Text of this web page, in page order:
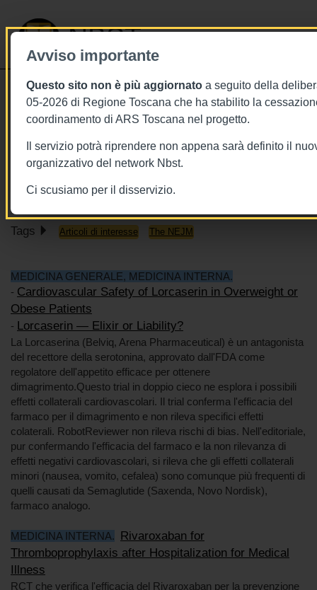
Avviso importante
Questo sito non è più aggiornato a seguito della
05-2026 di Regione Toscana che ha stabilito la
coordinamento di ARS Toscana nel progetto.
Il servizio potrà riprendere non appena sarà definito il
organizzativo del network Nbst.
Ci scusiamo per il disservizio.
NBST
Toggle
20 settembre - This Week in the
NEJM
Tags Articoli di interesse The NEJM
MEDICINA GENERALE, MEDICINA INTERNA.
- Cardiovascular Safety of Lorcaserin in Overweight or
Obese Patients
- Lorcaserin — Elixir or Liability?
La Lorcaserina (Belviq, Arena Pharmaceutical) è un antagonista
del recettore della serotonina, approvato dall'FDA come
regolatore dell'appetito efficace per ottenere
dimagrimento.Questo trial in doppio cieco ne esplora i possibili
effetti collaterali cardiovascolari. Il trial conferma l'efficacia del
farmaco per il dimagrimento e non rileva specifici effetti
colaterali. RobotReviewer non rileva rischi di bias. Nell'editoriale,
pur confermando l'efficacia del farmaco e la non rilevanza di
effetti negativi cardiovascolari, si rileva che gli effetti collaterali
minori (nausea, vomito, cefalea) sono comunque più frequenti di
quelli causati da Semaglutide (Saxenda, Novo Nordisk),
farmaco analogo.
MEDICINA INTERNA. Rivaroxaban for
Thromboprophylaxis after Hospitalization for Medical
Illness
RCT che verifica l'efficacia del Rivaroxaban per la prevenzione